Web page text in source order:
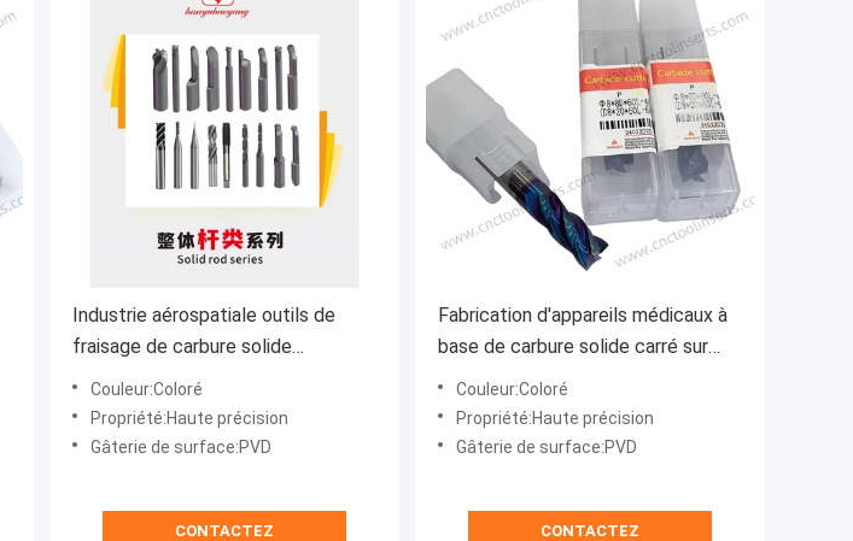
Industrie aérospatiale outils de
fraisage de carbure solide
D6*24*75L-55° Blades de turbine
Couleur:Coloré
Propriété:Haute précision
Gâterie de surface:PVD
CONTACTEZ
Fabrication d'appareils médicaux à
base de carbure solide carré sur
mesure D8*20*60L-68°
Couleur:Coloré
Propriété:Haute précision
Gâterie de surface:PVD
CONTACTEZ